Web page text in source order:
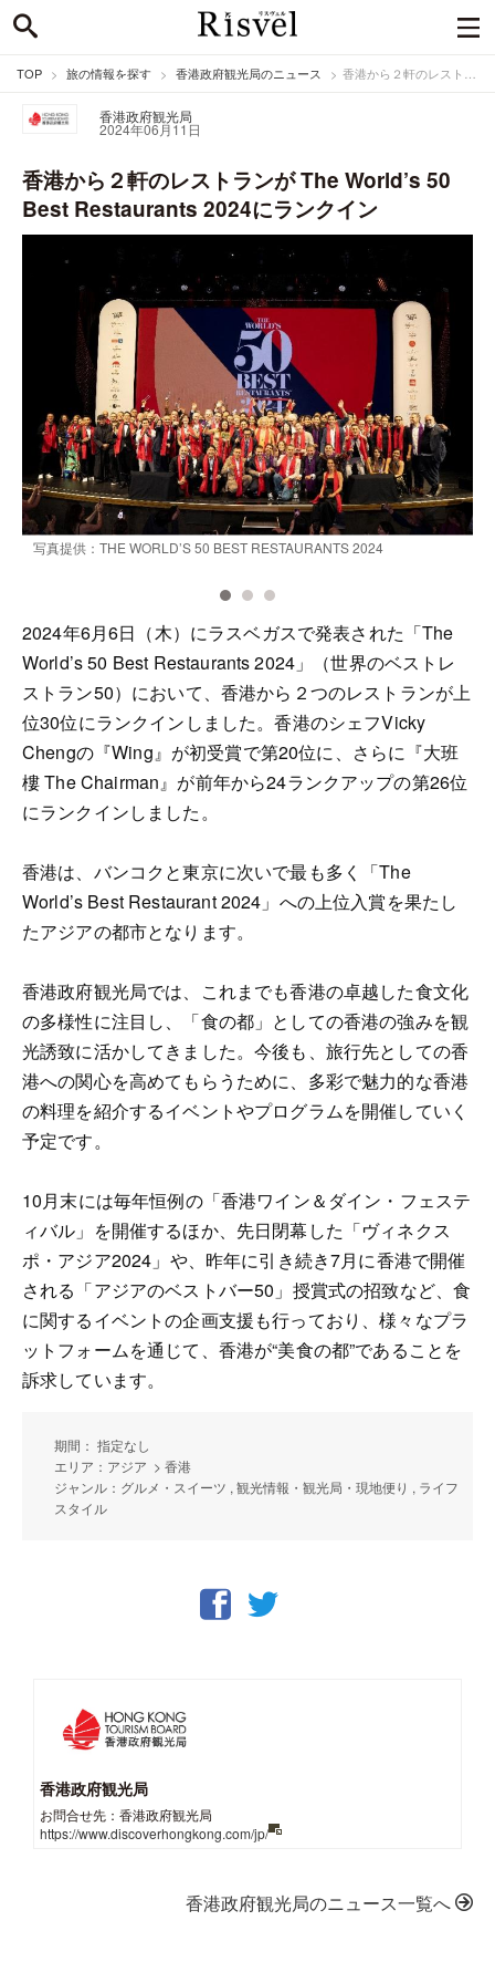
TOP 旅の情報を探す 香港政府観光局のニュース 香港から２軒のレストランが The World’s 50 Best Restaurants 2024にランクイン
香港政府観光局
2024年06月11日
香港から２軒のレストランが The World’s 50
Best Restaurants 2024にランクイン
写真提供：THE WORLD’S 50 BEST RESTAURANTS 2024
2024年6月6日（木）にラスベガスで発表された「The
World’s 50 Best Restaurants 2024」（世界のベストレ
ストラン50）において、香港から２つのレストランが上
位30位にランクインしました。香港のシェフVicky
Chengの『Wing』が初受賞で第20位に、さらに『大班
樓 The Chairman』が前年から24ランクアップの第26位
にランクインしました。
香港は、バンコクと東京に次いで最も多く「The
World’s Best Restaurant 2024」への上位入賞を果たし
たアジアの都市となります。
香港政府観光局では、これまでも香港の卓越した食文化
の多様性に注目し、「食の都」としての香港の強みを観
光誘致に活かしてきました。今後も、旅行先としての香
港への関心を高めてもらうために、多彩で魅力的な香港
の料理を紹介するイベントやプログラムを開催していく
予定です。
10月末には毎年恒例の「香港ワイン＆ダイン・フェステ
ィバル」を開催するほか、先日閉幕した「ヴィネクス
ポ・アジア2024」や、昨年に引き続き7月に香港で開催
される「アジアのベストバー50」授賞式の招致など、食
に関するイベントの企画支援も行っており、様々なプラ
ットフォームを通じて、香港が“美食の都”であることを
訴求しています。
期間： 指定なし
エリア：アジア > 香港
ジャンル：グルメ・スイーツ , 観光情報・観光局・現地便り , ライフ
スタイル
香港政府観光局
お問合せ先：香港政府観光局
https://www.discoverhongkong.com/jp/
香港政府観光局のニュース一覧へ